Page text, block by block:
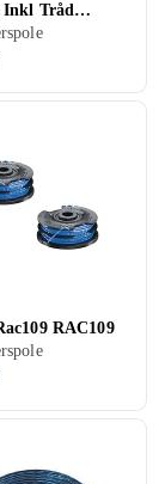
Inkl Tråd
RAC109